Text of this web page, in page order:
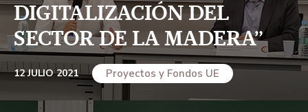
DIGITALIZACIÓN DEL
SECTOR DE LA MADERA”
12 JULIO 2021 Proyectos y Fondos UE